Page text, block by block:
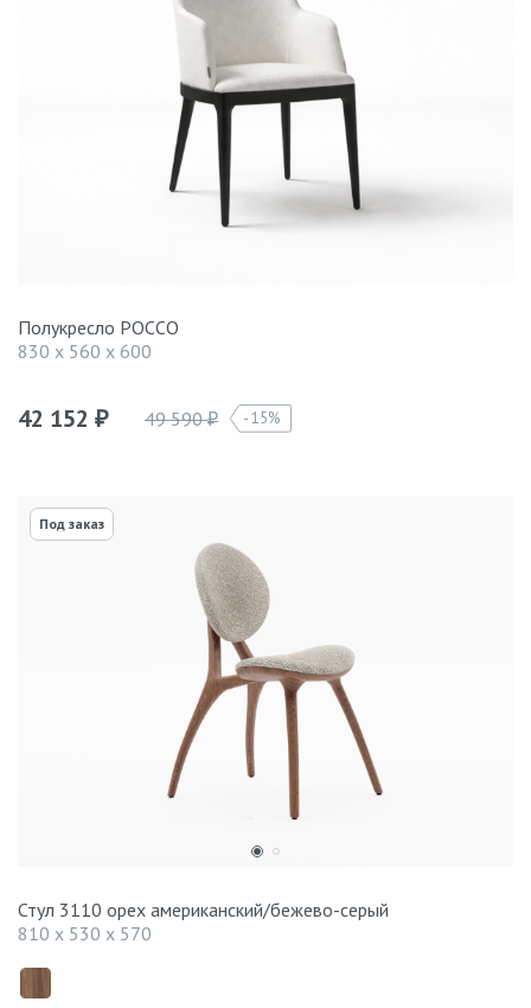
Полукресло РОССО
830 x 560 x 600
42 152 ₽ 49 590₽ 15%
Под заказ
Стул 3110 орех американский/бежево-серый
810 x 530 x 570